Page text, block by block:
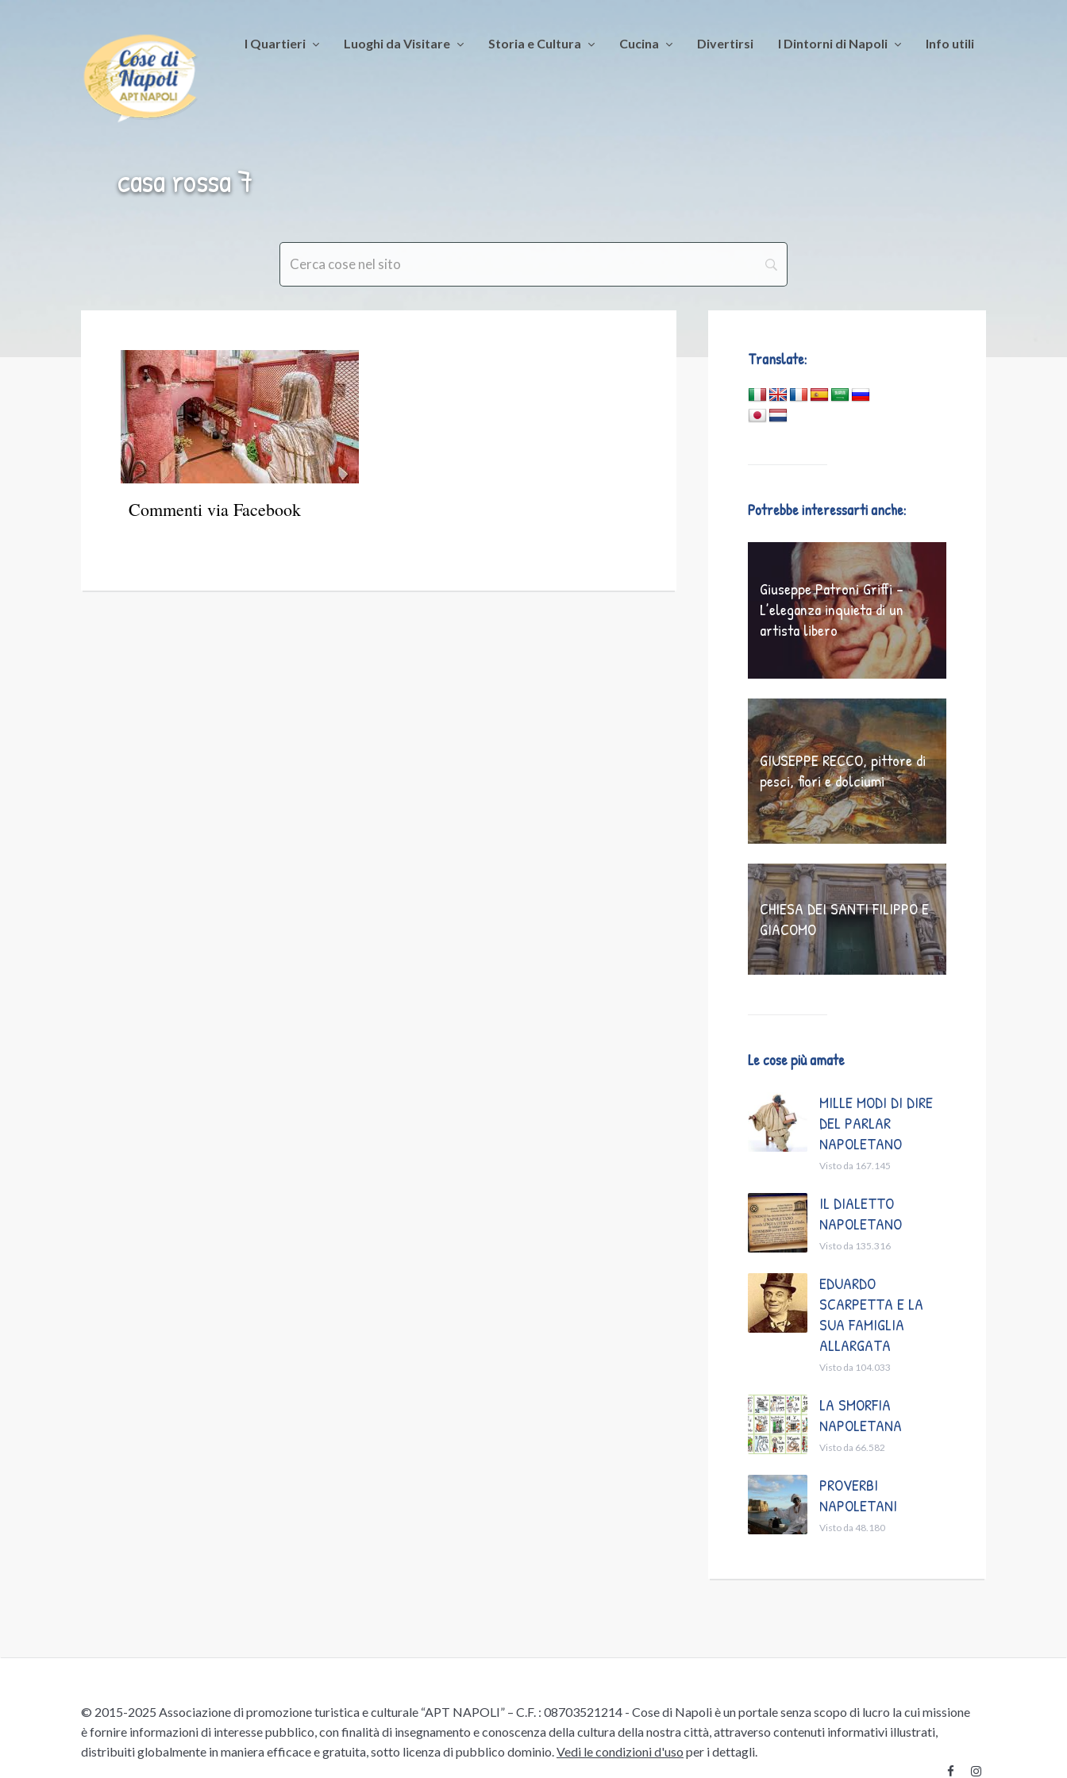
I Quartieri Luoghi da Visitare Storia e Cultura Cucina Divertirsi I Dintorni di Napoli Info utili
casa rossa 7
Commenti via Facebook
Translate:
Potrebbe interessarti anche:
Giuseppe Patroni Griffi –
L’eleganza inquieta di un
artista libero
GIUSEPPE RECCO, pittore di
pesci, fiori e dolciumi
CHIESA DEI SANTI FILIPPO E
GIACOMO
Le cose più amate
MILLE MODI DI DIRE
DEL PARLAR
NAPOLETANO
Visto da 167.145
IL DIALETTO
NAPOLETANO
Visto da 135.316
EDUARDO
SCARPETTA E LA
SUA FAMIGLIA
ALLARGATA
Visto da 104.033
LA SMORFIA
NAPOLETANA
Visto da 66.582
PROVERBI
NAPOLETANI
Visto da 48.180
© 2015-2025 Associazione di promozione turistica e culturale “APT NAPOLI” – C.F. : 08703521214 - Cose di Napoli è un portale senza scopo di lucro la cui missione
è fornire informazioni di interesse pubblico, con finalità di insegnamento e conoscenza della cultura della nostra città, attraverso contenuti informativi illustrati,
distribuiti globalmente in maniera efficace e gratuita, sotto licenza di pubblico dominio. Vedi le condizioni d'uso per i dettagli.